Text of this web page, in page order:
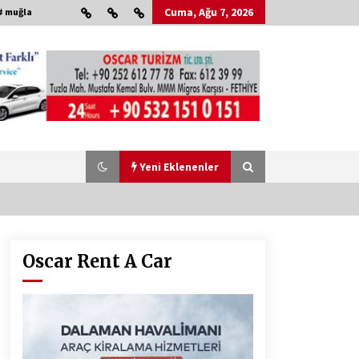
muğla Cuma, Ağu 7, 2026
Yeni Eklenenler
Çevre Bilinci Sahneye Taşınıyor:
Çocuklardan “Temiz Fethiye”
HAYIRSEVER DİNÇER AKYALI’DAN
EĞİTİME DESTEK
Oscar Rent A Car